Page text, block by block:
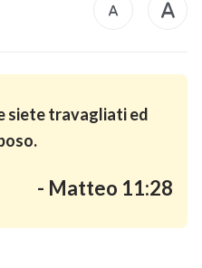
siete travagliati ed
- Matteo 11:28